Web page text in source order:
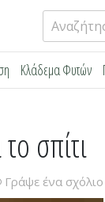
Αναζήτηση
για:
Κλάδεμα Φυτών
σπίτι
Γράψε ένα σχόλιο